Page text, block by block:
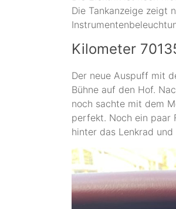
Die Tankanzeige zeigt
Kilometer
Der neue Auspuff mit
Bühne auf den Hof.
noch sachte mit dem
perfekt. Noch ein paar
hinter das Lenkrad